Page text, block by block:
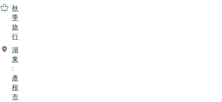
秋
季
旅
行
湖
東
:
彥
根
市